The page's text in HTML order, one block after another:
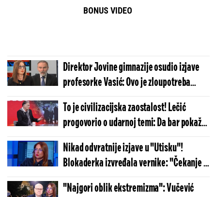
BONUS VIDEO
Direktor Jovine gimnazije osudio izjave
profesorke Vasić: Ovo je zloupotreba
pozicije i naše dece (VIDEO)
To je civilizacijska zaostalost! Lečić
progovorio o udarnoj temi: Da bar pokažu
minimum ljudskosti... (VIDEO)
Nikad odvratnije izjave u "Utisku"!
Blokaderka izvređala vernike: "Čekanje u
redu ispred Hrama je fetiš" (VIDEO)
"Najgori oblik ekstremizma": Vučević